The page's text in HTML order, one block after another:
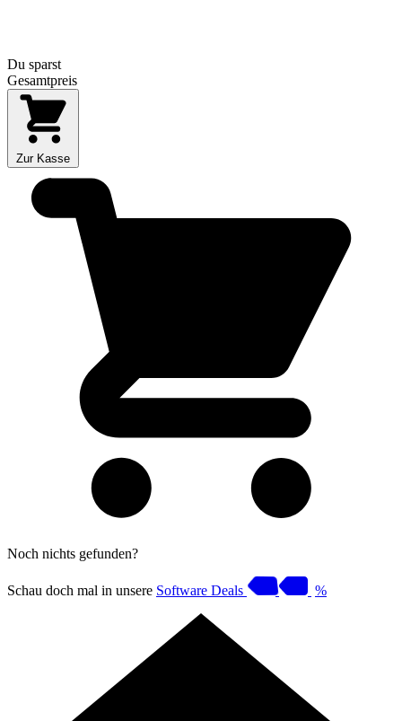
Du sparst
Gesamtpreis
Zur Kasse
Noch nichts gefunden?
Schau doch mal in unsere Software Deals %